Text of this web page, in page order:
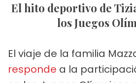
El hito deportivo de Tiziano Gravier en
los Juegos
El viaje de la familia
responde a la